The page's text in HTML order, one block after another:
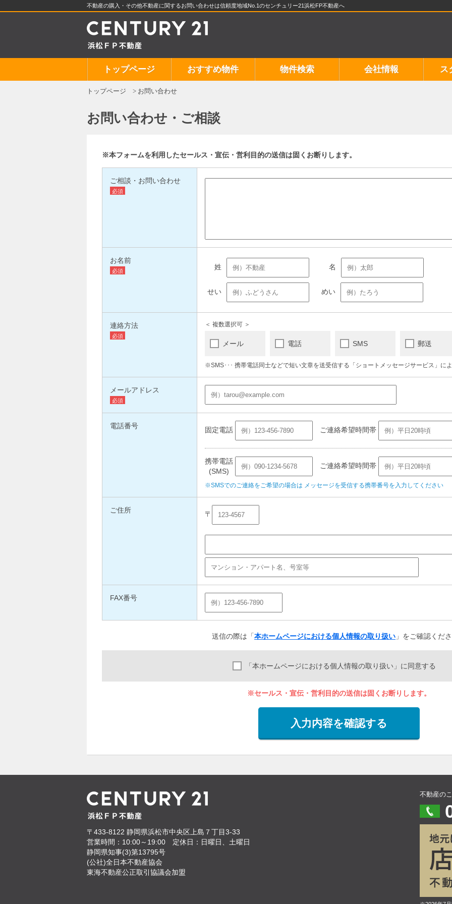
不動産の購入・その他不動産に関するお問い合わせは信頼度地域No.1のセンチュリー21浜松FP不動産へ
トップページ おすすめ物件 物件検索 会社情報 ス
トップページ お問い合わせ
お問い合わせ・ご相談
※本フォームを利用したセールス・宣伝・営利目的の送信は固くお断りします。
ご相談・お問い合わせ
お名前
連絡方法 ＜ 複数選択可 ＞
メール 電話 SMS 郵送
※SMS･･･ 携帯電話同士などで短い文章を送受信する「ショートメッセージサービス」に
メールアドレス
電話番号
固定電話 ご連絡希望時間帯
携帯電話
(SMS)
ご連絡希望時間帯
※SMSでのご連絡をご希望の場合は メッセージを受信する携帯番号を入力してください
ご住所
FAX番号
送信の際は「 本ホームページにおける個人情報の取り扱い 」をご確認くだ
「本ホームページにおける個人情報の取り扱い」に同意する
※セールス・宣伝・営利目的の送信は固くお断りします。
入力内容を確認する
〒433-8122 静岡県浜松市中央区上島７丁目3-33
営業時間：10:00～19:00 定休日：日曜日、土曜日
静岡県知事(3)第13795号
(公社)全日本不動産協会
東海不動産公正取引協議会加盟
不動産の